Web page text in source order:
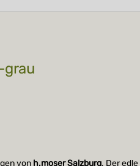
grau
von h.moser Salzburg. Der edle